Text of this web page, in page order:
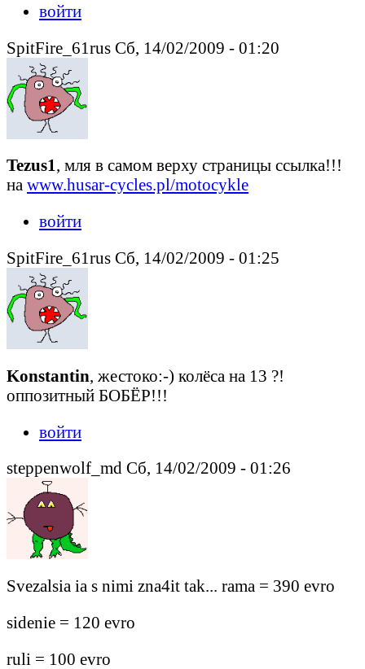
войти
SpitFire_61rus Сб, 14/02/2009 - 01:20
Tezus1, мля в самом верху страницы ссылка!!!
на www.husar-cycles.pl/motocykle
войти
SpitFire_61rus Сб, 14/02/2009 - 01:25
Konstantin, жестоко:-) колёса на 13 ?!
оппозитный БОБЁР!!!
войти
steppenwolf_md Сб, 14/02/2009 - 01:26
Svezalsia ia s nimi zna4it tak... rama = 390 evro
sidenie = 120 evro
ruli = 100 evro